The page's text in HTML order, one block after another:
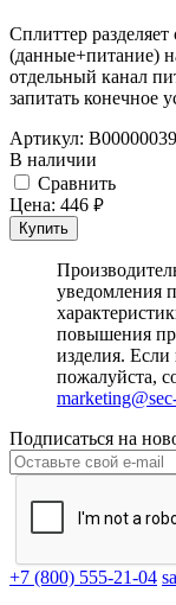
Сплиттер
(данные+питание)
отдельный канал
запитать конечное
Артикул:
В наличии
Cравнить
Цена: 446 руб.
Купить
уведомления
повышения
изделия.
пожалуйста,
Подписаться на
+7 (800) 555-21-04